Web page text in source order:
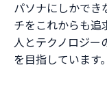
パソナにしかでき
チをこれからも追
人とテクノロジー
を目指しています。